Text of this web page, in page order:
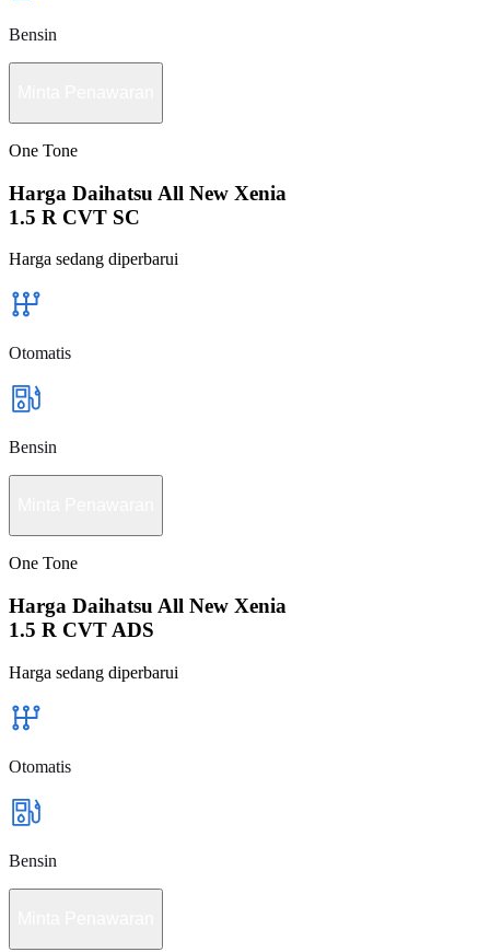
Bensin
One Tone
Harga Daihatsu All New Xenia
1.5 R CVT SC
Harga sedang diperbarui
Otomatis
Bensin
One Tone
Harga Daihatsu All New Xenia
1.5 R CVT ADS
Harga sedang diperbarui
Otomatis
Bensin